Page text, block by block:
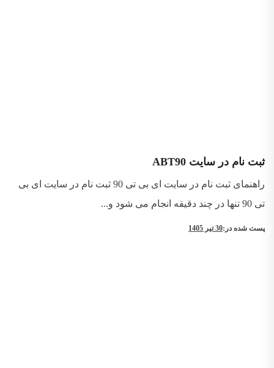
ثبت نام در سایت ABT90
راهنمای ثبت نام در سایت ای بی تی 90 ثبت نام در سایت ای بی
تی 90 تنها در چند دقیقه انجام می شود و...
پست شده در:30 تیر 1405